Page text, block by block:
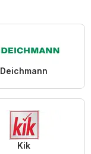
Deichmann
Kik